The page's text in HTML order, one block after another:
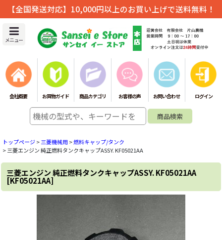
【全国発送対応】10,000円以上のお買い上げで送料無料！
メニュー
会社概要 お買物ガイド 商品カテゴリ お客様の声 お問い合わせ ログイン
トップページ>三菱機械用 >燃料キャップ/タンク
>三菱エンジン 純正燃料タンクキャップASSY. KF05021AA
三菱エンジン 純正燃料タンクキャップASSY. KF05021AA
[KF05021AA]